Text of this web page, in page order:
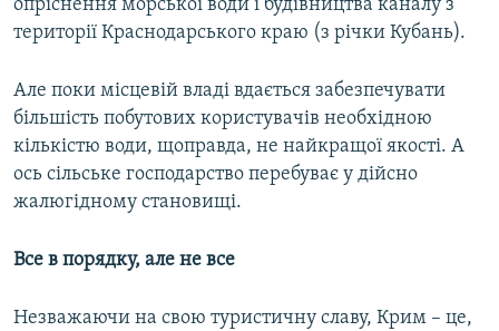
опріснення морської води і будівництва каналу з
території Краснодарського краю (з річки Кубань).
Але поки місцевій владі вдається забезпечувати
більшість побутових користувачів необхідною
кількістю води, щоправда, не найкращої якості. А
ось сільське господарство перебуває у дійсно
жалюгідному становищі.
Все в порядку, але не все
Незважаючи на свою туристичну славу, Крим – це,